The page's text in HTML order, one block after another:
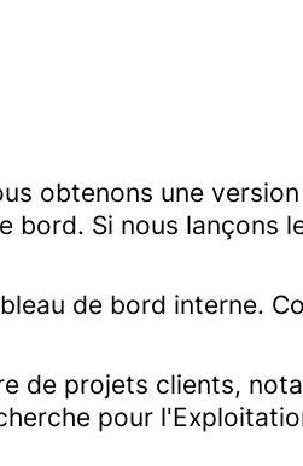
obtenons une
Si nous lançons
de bord interne.
de projets clients,
pour